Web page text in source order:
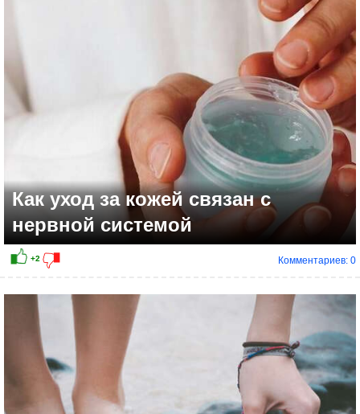
Как уход за кожей связан с
нервной системой
Комментариев: 0